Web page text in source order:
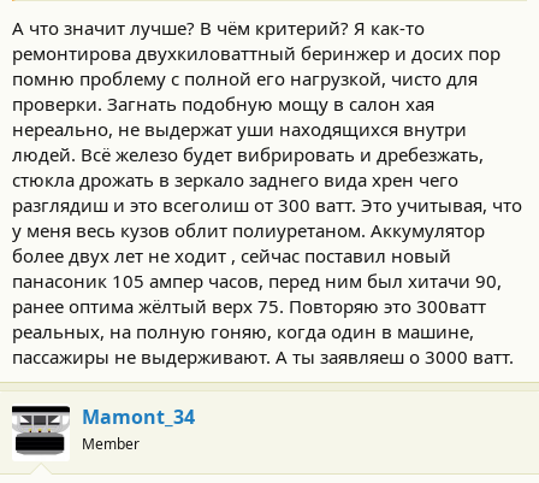
А что значит лучше? В чём критерий? Я как-то
ремонтирова двухкиловаттный беринжер и досих пор
помню проблему с полной его нагрузкой, чисто для
проверки. Загнать подобную мощу в салон хая
нереально, не выдержат уши находящихся внутри
людей. Всё железо будет вибрировать и дребезжать,
стюкла дрожать в зеркало заднего вида хрен чего
разглядиш и это всеголиш от 300 ватт. Это учитывая, что
у меня весь кузов облит полиуретаном. Аккумулятор
более двух лет не ходит , сейчас поставил новый
панасоник 105 ампер часов, перед ним был хитачи 90,
ранее оптима жёлтый верх 75. Повторяю это 300ватт
реальных, на полную гоняю, когда один в машине,
пассажиры не выдерживают. А ты заявляеш о 3000 ватт.
Mamont_34
Member